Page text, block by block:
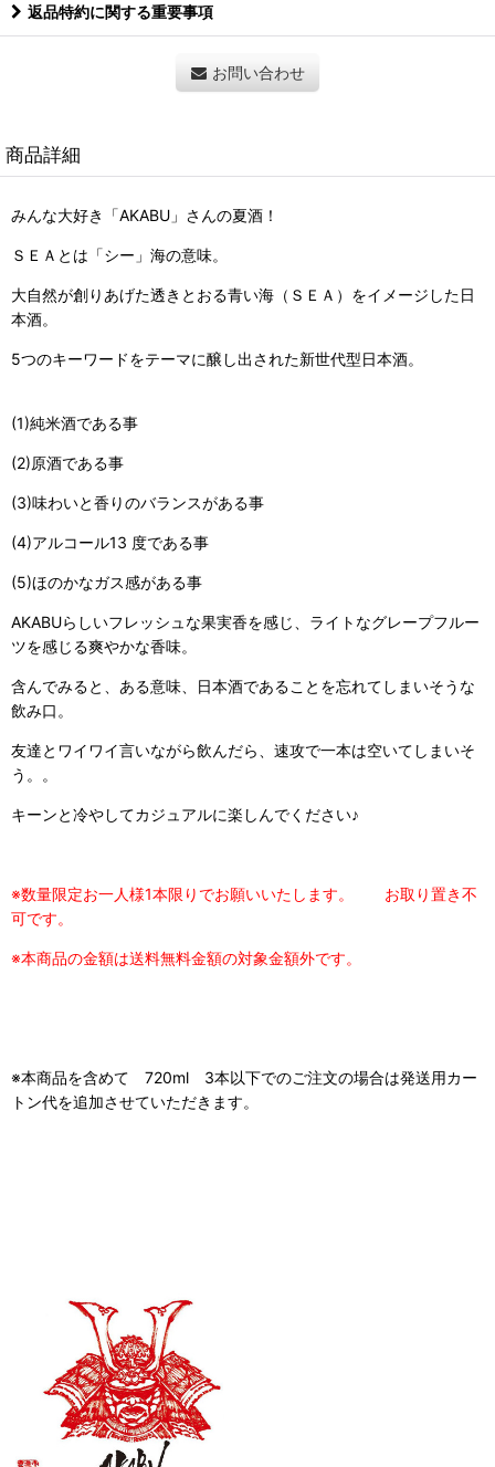
返品特約に関する重要事項
お問い合わせ
商品詳細
みんな大好き「AKABU」さんの夏酒！
ＳＥＡとは「シー」海の意味。
大自然が創りあげた透きとおる青い海（ＳＥＡ）をイメージした日
本酒。
5つのキーワードをテーマに醸し出された新世代型日本酒。
(1)純米酒である事
(2)原酒である事
(3)味わいと香りのバランスがある事
(4)アルコール13 度である事
(5)ほのかなガス感がある事
AKABUらしいフレッシュな果実香を感じ、ライトなグレープフルー
ツを感じる爽やかな香味。
含んでみると、ある意味、日本酒であることを忘れてしまいそうな
飲み口。
友達とワイワイ言いながら飲んだら、速攻で一本は空いてしまいそ
う。。
キーンと冷やしてカジュアルに楽しんでください♪
※数量限定お一人様1本限りでお願いいたします。 お取り置き不
可です。
※本商品の金額は送料無料金額の対象金額外です。
※本商品を含めて 720ml 3本以下でのご注文の場合は発送用カー
トン代を追加させていただきます。